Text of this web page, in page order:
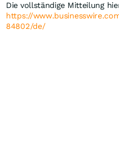
Die vollständige Mitteilung
https://
84802/de/